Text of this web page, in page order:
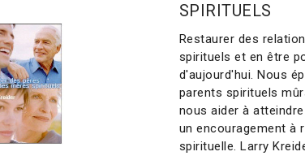
SPIRITUELS
Restaurer des
spirituels et en être
d'aujourd'hui. Nous
parents spirituels
nous aider à
un encouragement à
spirituelle. Larry